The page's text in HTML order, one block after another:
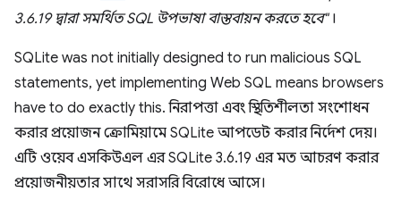
3.6.19 দ্বারা সমর্থিত SQL উপভাষা বাস্তবায়ন করতে হবে"।
SQLite was not initially designed to run malicious SQL
statements, yet implementing Web SQL means browsers
have to do exactly this. নিরাপত্তা এবং স্থিতিশীলতা সংশোধন
করার প্রয়োজন ক্রোমিয়ামে SQLite আপডেট করার নির্দেশ দেয়।
এটি ওয়েব এসকিউএল এর SQLite 3.6.19 এর মত আচরণ করার
প্রয়োজনীয়তার সাথে সরাসরি বিরোধে আসে।